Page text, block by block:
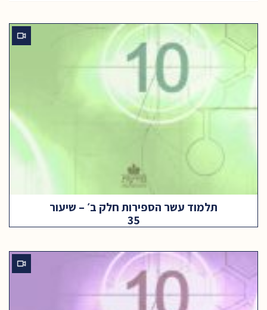
תלמוד עשר הספירות חלק ב׳ – שיעור
35